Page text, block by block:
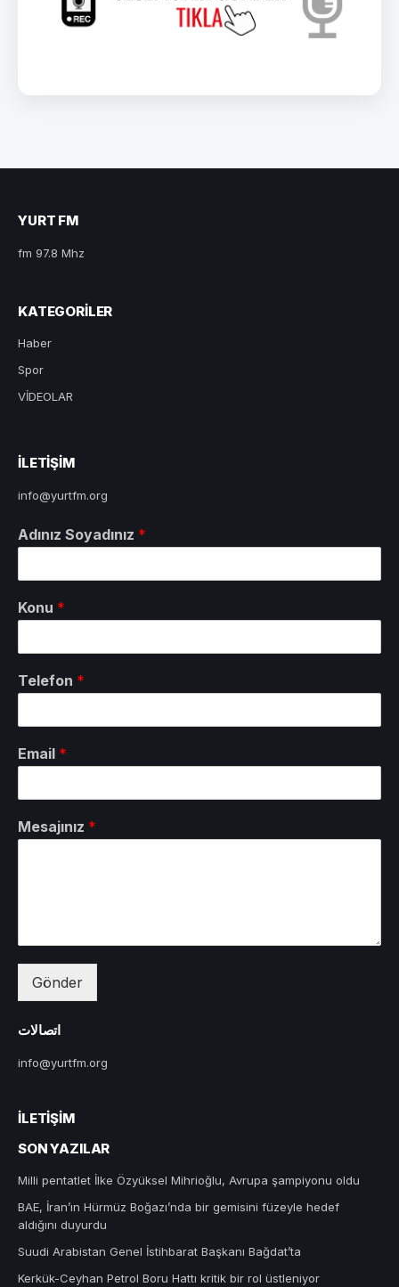
YURT FM
fm 97.8 Mhz
KATEGORILER
Haber
Spor
VİDEOLAR
ILETIŞIM
info@yurtfm.org
Adınız Soyadınız *
Konu *
Telefon *
Email *
Mesajınız *
Gönder
اتصالات
info@yurtfm.org
İLETIŞIM
SON YAZILAR
Milli pentatlet İlke Özyüksel Mihrioğlu, Avrupa şampiyonu oldu
BAE, İran’ın Hürmüz Boğazı’nda bir gemisini füzeyle hedef
aldığını duyurdu
Suudi Arabistan Genel İstihbarat Başkanı Bağdat’ta
Kerkük-Ceyhan Petrol Boru Hattı kritik bir rol üstleniyor